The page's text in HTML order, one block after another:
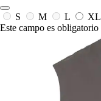
S M L XL
Este campo es obligatorio